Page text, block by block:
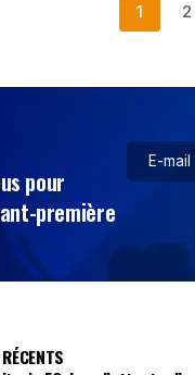
1 2
pour
première